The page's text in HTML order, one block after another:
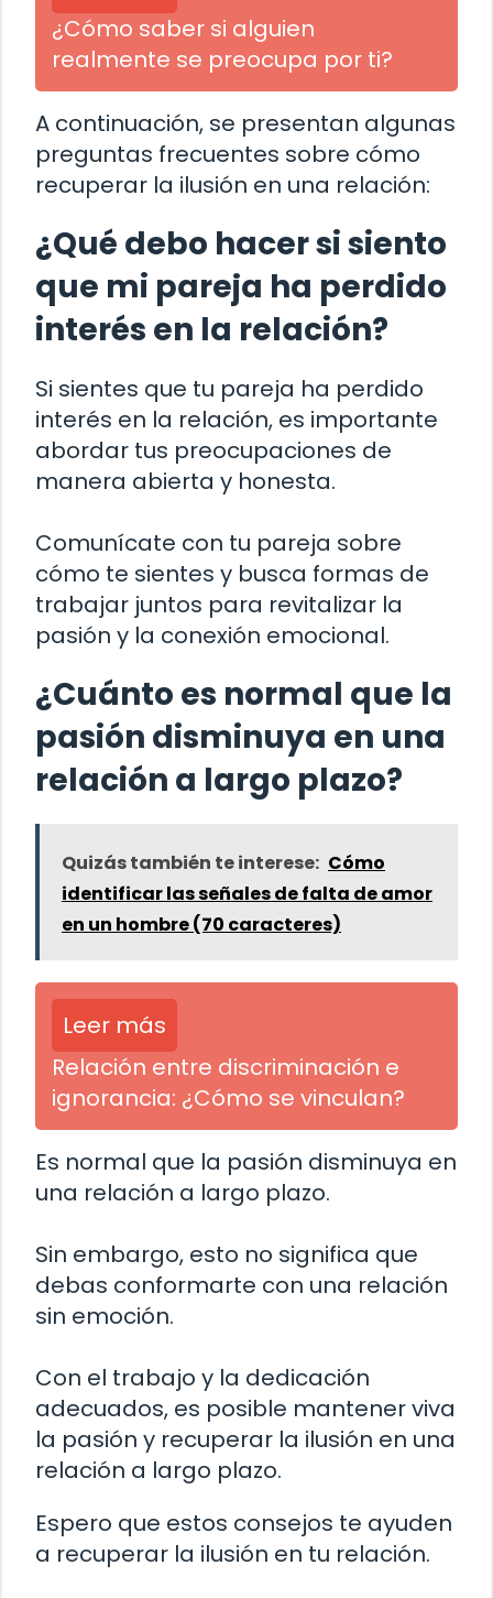
¿Cómo saber si alguien
realmente se preocupa por ti?
A continuación, se presentan algunas
preguntas frecuentes sobre cómo
recuperar la ilusión en una relación:
¿Qué debo hacer si siento
que mi pareja ha perdido
interés en la relación?
Si sientes que tu pareja ha perdido
interés en la relación, es importante
abordar tus preocupaciones de
manera abierta y honesta.
Comunícate con tu pareja sobre
cómo te sientes y busca formas de
trabajar juntos para revitalizar la
pasión y la conexión emocional.
¿Cuánto es normal que la
pasión disminuya en una
relación a largo plazo?
Quizás también te interese: Cómo
identificar las señales de falta de amor
en un hombre (70 caracteres)
Leer más
Relación entre discriminación e
ignorancia: ¿Cómo se vinculan?
Es normal que la pasión disminuya en
una relación a largo plazo.
Sin embargo, esto no significa que
debas conformarte con una relación
sin emoción.
Con el trabajo y la dedicación
adecuados, es posible mantener viva
la pasión y recuperar la ilusión en una
relación a largo plazo.
Espero que estos consejos te ayuden
a recuperar la ilusión en tu relación.